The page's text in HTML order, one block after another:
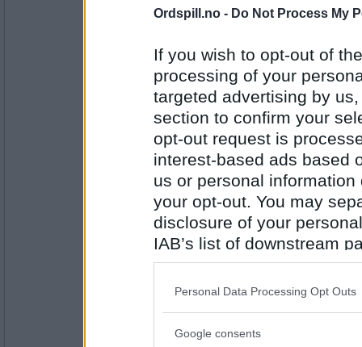
Ordspill.no - Do Not Process My
If you wish to opt-out of
processing of your
targeted advertising by
section to confirm your
opt-out request is
interest-based ads based
us or personal
your opt-out. You may
disclosure of your
IAB’s list of downstream
also be disclosed by us
Downstream Participants
Please note that this
Personal Data Processing Opt Outs
Google consents
Antall innlegg:
43098
2947
Elverum